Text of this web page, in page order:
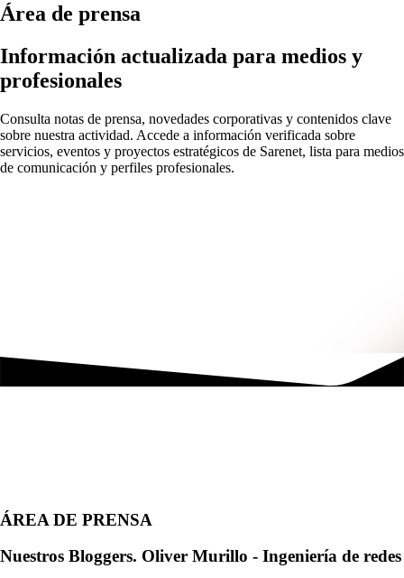
Área de prensa
Información actualizada para medios y
profesionales
Consulta notas de prensa, novedades corporativas y contenidos clave
sobre nuestra actividad. Accede a información verificada sobre
servicios, eventos y proyectos estratégicos de Sarenet, lista para medios
de comunicación y perfiles profesionales.
ÁREA DE PRENSA
Nuestros Bloggers. Oliver Murillo - Ingeniería de redes